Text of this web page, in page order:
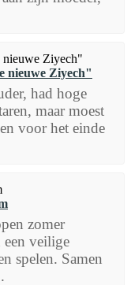
nieuwe Ziyech"
had hoge
maar moest
voor het einde
zomer
een veilige
spelen. Samen